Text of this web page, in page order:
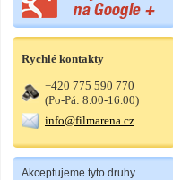
Rychlé kontakty
+420 775 590 770
(Po-Pá: 8.00-16.00)
info@filmarena.cz
Akceptujeme tyto druhy